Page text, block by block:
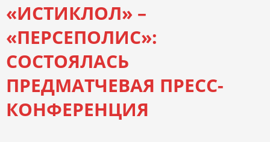
«ИСТИКЛОЛ» –
«ПЕРСЕПОЛИС»:
СОСТОЯЛАСЬ
ПРЕДМАТЧЕВАЯ ПРЕСС-
КОНФЕРЕНЦИЯ